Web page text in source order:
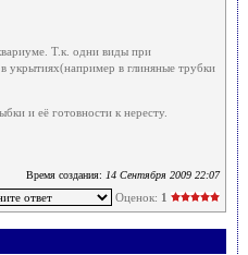
Т.к. одни виды при
укрытиях(например в глиняные трубки
и её готовности к нересту.
Время создания: 14 Сентября 2009 22:07
Оценок: 1